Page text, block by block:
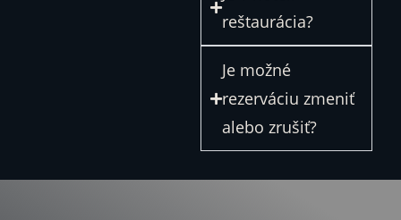
reštaurácia?
Je možné
rezerváciu zmeniť
alebo zrušiť?